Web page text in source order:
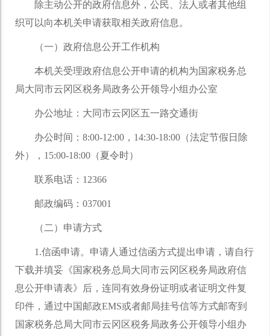
除主动公开的政府信息外，公民、法人或者其他组
织可以向本机关申请获取相关政府信息。
（一）政府信息公开工作机构
本机关受理政府信息公开申请的机构为国家税务总
局大同市云冈区税务局政务公开领导小组办公室
办公地址：大同市云冈区五一路交通街
办公时间：8:00-12:00，14:30-18:00（法定节假日除
外），15:00-18:00（夏令时）
联系电话：12366
邮政编码：037001
（二）申请方式
1.信函申请。申请人通过信函方式提出申请，请自行
下载并填妥《国家税务总局大同市云冈区税务局政府信
息公开申请表》后，连同有效身份证明或者证明文件复
印件，通过中国邮政EMS或者邮局挂号信等方式邮寄到
国家税务总局大同市云冈区税务局政务公开领导小组办